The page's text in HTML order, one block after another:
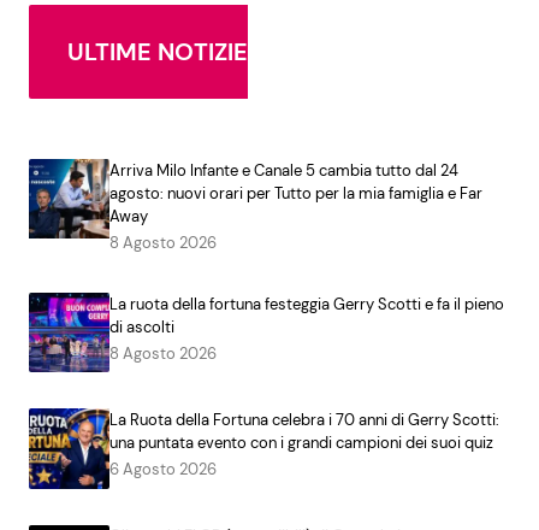
ULTIME NOTIZIE
Arriva Milo Infante e Canale 5 cambia tutto dal 24
agosto: nuovi orari per Tutto per la mia famiglia e Far
Away
8 Agosto 2026
La ruota della fortuna festeggia Gerry Scotti e fa il pieno
di ascolti
8 Agosto 2026
La Ruota della Fortuna celebra i 70 anni di Gerry Scotti:
una puntata evento con i grandi campioni dei suoi quiz
6 Agosto 2026